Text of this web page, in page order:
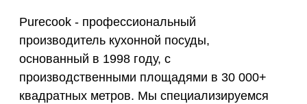
Purecook - профессиональный
производитель кухонной посуды,
основанный в 1998 году, с
производственными площадями в 30 000+
квадратных метров. Мы специализируемся